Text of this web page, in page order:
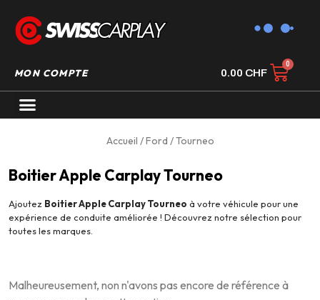
MON COMPTE 0.00 CHF
Accueil /Ford / Tourneo
Boitier Apple Carplay Tourneo
Ajoutez Boitier Apple Carplay Tourneo à votre véhicule pour une
expérience de conduite améliorée ! Découvrez notre sélection pour
toutes les marques.
Malheureusement, non n'avons pas encore de référence à